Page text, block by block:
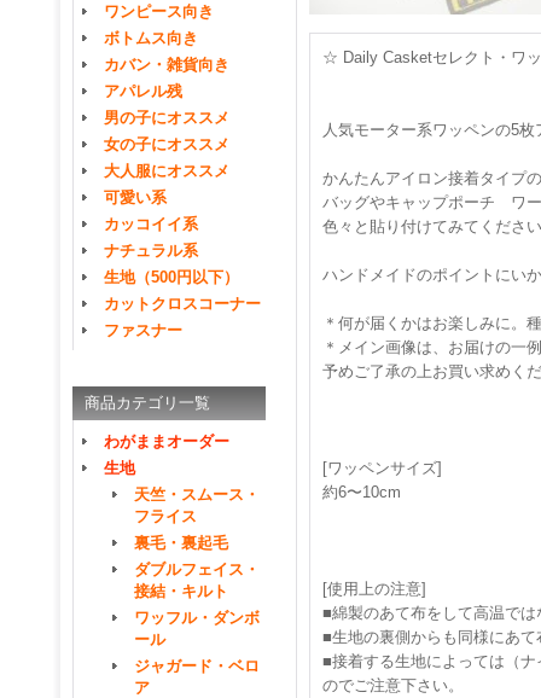
ワンピース向き
ボトムス向き
カバン・雑貨向き
アパレル残
男の子にオススメ
女の子にオススメ
大人服にオススメ
可愛い系
カッコイイ系
ナチュラル系
生地（500円以下）
カットクロスコーナー
ファスナー
商品カテゴリ一覧
わがままオーダー
生地
天竺・スムース・
フライス
裏毛・裏起毛
ダブルフェイス・
接結・キルト
ワッフル・ダンボ
ール
ジャガード・ベロ
ア
☆ Daily Casketセレクト・ワ
人気モーター系ワッペンの5
かんたんアイロン接着タイプ
バッグやキャップポーチ ワ
色々と貼り付けてみてくださ
ハンドメイドのポイントにい
＊何が届くかはお楽しみに。
＊メイン画像は、お届けの一
予めご了承の上お買い求めく
[ワッペンサイズ]
約6〜10cm
[使用上の注意]
■綿製のあて布をして高温で
■生地の裏側からも同様にあ
■接着する生地によっては（
のでご注意下さい。